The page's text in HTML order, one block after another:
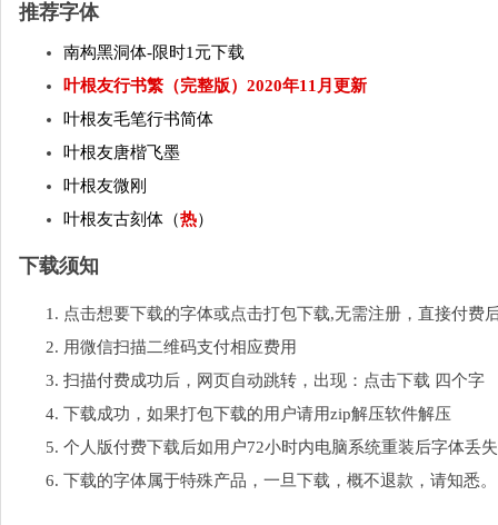
推荐字体
南构黑洞体-限时1元下载
叶根友行书繁（完整版）2020年11月更新
叶根友毛笔行书简体
叶根友唐楷飞墨
叶根友微刚
叶根友古刻体（热）
下载须知
点击想要下载的字体或点击打包下载,无需注册，直接付费
用微信扫描二维码支付相应费用
扫描付费成功后，网页自动跳转，出现：点击下载 四个字
下载成功，如果打包下载的用户请用zip解压软件解压
个人版付费下载后如用户72小时内电脑系统重装后字体丢
下载的字体属于特殊产品，一旦下载，概不退款，请知悉。